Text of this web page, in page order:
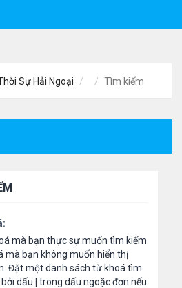
Sự Hải Ngoại Tìm kiếm
mà bạn thực sự muốn tìm kiếm
mà bạn không muốn hiển thị
Đặt một danh sách từ khoá tìm
dấu
trong dấu ngoặc đơn nếu